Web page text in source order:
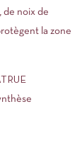
de noix de
la zone